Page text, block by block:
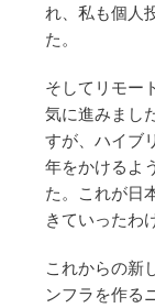
れ、私も個人
た。
そしてリモー
気に進みまし
すが、ハイブ
年をかけるよ
た。これが日
きていったわ
これからの新
ンフラを作る